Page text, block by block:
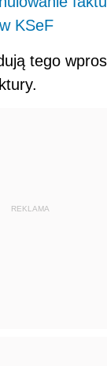
KSeF
tego
REKLAMA